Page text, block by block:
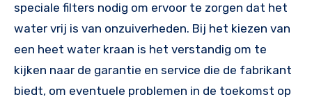
speciale filters nodig om ervoor te zorgen dat het
water vrij is van onzuiverheden. Bij het kiezen van
een heet water kraan is het verstandig om te
kijken naar de garantie en service die de fabrikant
biedt, om eventuele problemen in de toekomst op